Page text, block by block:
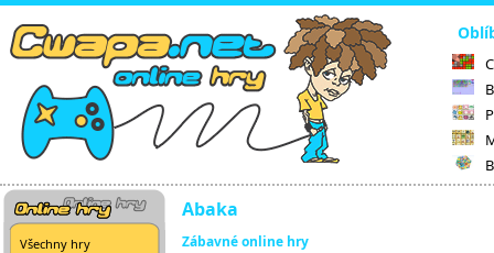
Všechny hry
Abaka
Zábavné online hry